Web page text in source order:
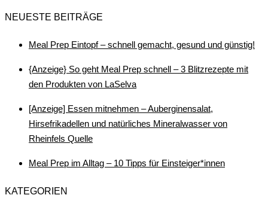
NEUESTE BEITRÄGE
Meal Prep Eintopf – schnell gemacht, gesund und günstig!
{Anzeige} So geht Meal Prep schnell – 3 Blitzrezepte mit
den Produkten von LaSelva
[Anzeige] Essen mitnehmen – Auberginensalat,
Hirsefrikadellen und natürliches Mineralwasser von
Rheinfels Quelle
Meal Prep im Alltag – 10 Tipps für Einsteiger*innen
KATEGORIEN